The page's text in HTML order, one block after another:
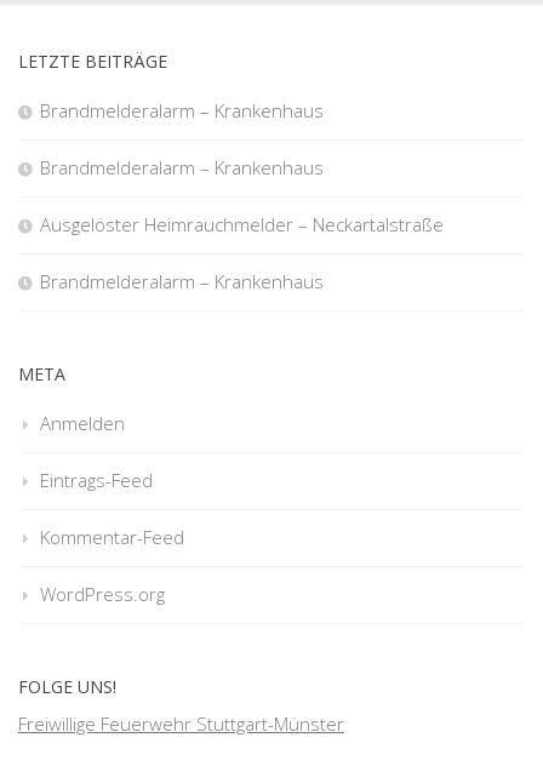
LETZTE BEITRÄGE
Brandmelderalarm – Krankenhaus
Brandmelderalarm – Krankenhaus
Ausgelöster Heimrauchmelder – Neckartalstraße
Brandmelderalarm – Krankenhaus
META
Anmelden
Eintrags-Feed
Kommentar-Feed
WordPress.org
FOLGE UNS!
Freiwillige Feuerwehr Stuttgart-Münster